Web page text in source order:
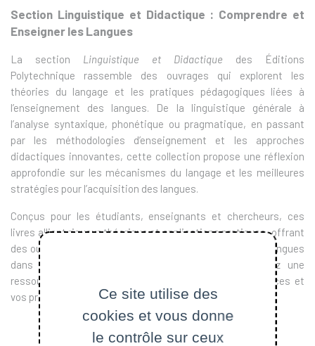
Section Linguistique et Didactique : Comprendre et
Enseigner les Langues
La section Linguistique et Didactique des Éditions
Polytechnique rassemble des ouvrages qui explorent les
théories du langage et les pratiques pédagogiques liées à
l’enseignement des langues. De la linguistique générale à
l’analyse syntaxique, phonétique ou pragmatique, en passant
par les méthodologies d’enseignement et les approches
didactiques innovantes, cette collection propose une réflexion
approfondie sur les mécanismes du langage et les meilleures
stratégies pour l’acquisition des langues.
Conçus pour les étudiants, enseignants et chercheurs, ces
livres allient rigueur théorique et applications pratiques, offrant
des outils essentiels pour enseigner et comprendre les langues
dans une perspective didactique moderne. Découvrez une
ressource incontournable pour enrichir vos connaissances et
vos pratiques pédagogiques.Ce site utilise des
cookies et vous donne
le contrôle sur ceux